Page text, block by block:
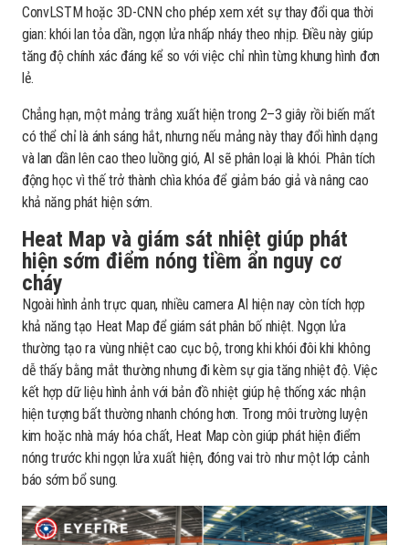
ConvLSTM hoặc 3D-CNN cho phép xem xét sự thay đổi qua thời
gian: khói lan tỏa dần, ngọn lửa nhấp nháy theo nhịp. Điều này giúp
tăng độ chính xác đáng kể so với việc chỉ nhìn từng khung hình đơn
lẻ.
Chẳng hạn, một mảng trắng xuất hiện trong 2–3 giây rồi biến mất
có thể chỉ là ánh sáng hắt, nhưng nếu mảng này thay đổi hình dạng
và lan dần lên cao theo luồng gió, AI sẽ phân loại là khói. Phân tích
động học vì thế trở thành chìa khóa để giảm báo giả và nâng cao
khả năng phát hiện sớm.
Heat Map và giám sát nhiệt giúp phát
hiện sớm điểm nóng tiềm ẩn nguy cơ
cháy
Ngoài hình ảnh trực quan, nhiều camera AI hiện nay còn tích hợp
khả năng tạo Heat Map để giám sát phân bố nhiệt. Ngọn lửa
thường tạo ra vùng nhiệt cao cục bộ, trong khi khói đôi khi không
dễ thấy bằng mắt thường nhưng đi kèm sự gia tăng nhiệt độ. Việc
kết hợp dữ liệu hình ảnh với bản đồ nhiệt giúp hệ thống xác nhận
hiện tượng bất thường nhanh chóng hơn. Trong môi trường luyện
kim hoặc nhà máy hóa chất, Heat Map còn giúp phát hiện điểm
nóng trước khi ngọn lửa xuất hiện, đóng vai trò như một lớp cảnh
báo sớm bổ sung.